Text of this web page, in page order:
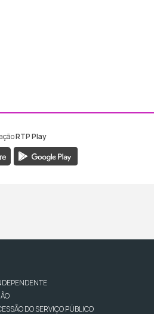
RTP Play
DO SERVIÇO PÚBLICO